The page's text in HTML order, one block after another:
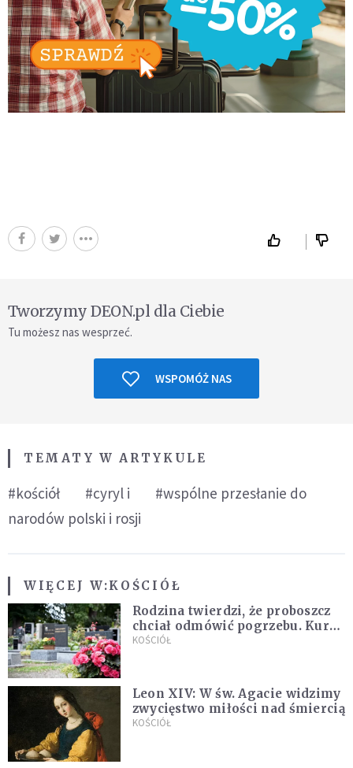
Tworzymy DEON.pl dla Ciebie
Tu możesz nas wesprzeć.
WSPOMÓŻ NAS
TEMATY W ARTYKULE
#kościół #cyryl i
#wspólne przesłanie do
narodów polski i rosji
WIĘCEJ W:KOŚCIÓŁ
Rodzina twierdzi, że proboszcz
chciał odmówić pogrzebu. Kuria
zapowiada wyjaśnienia
KOŚCIÓŁ
Leon XIV: W św. Agacie widzimy
zwycięstwo miłości nad śmiercią
KOŚCIÓŁ